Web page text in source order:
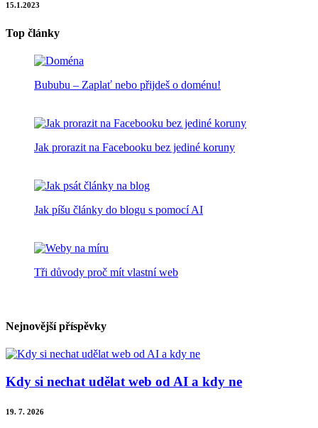
15.1.2023
Top články
Bububu – Zaplať nebo přijdeš o doménu!
Jak prorazit na Facebooku bez jediné koruny
Jak píšu články do blogu s pomocí AI
Tři důvody proč mít vlastní web
Nejnovější příspěvky
Kdy si nechat udělat web od AI a kdy ne
19. 7. 2026